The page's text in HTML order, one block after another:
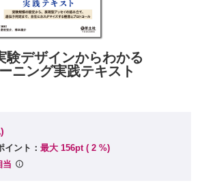
験デザインからわかる
ニング実践テキスト
ント： 最大 156pt ( 2 %)
当